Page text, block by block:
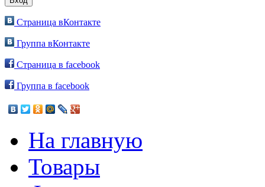
Страница вКонтакте
Группа вКонтакте
Страница в facebook
Группа в facebook
На главную
Товары